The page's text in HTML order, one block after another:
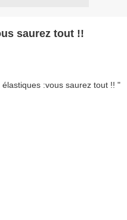
saurez tout !!